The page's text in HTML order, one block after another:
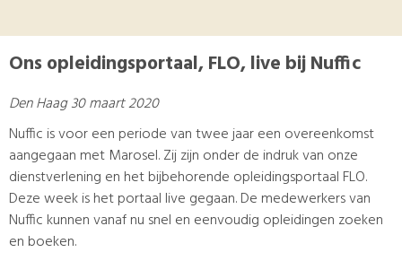
Ons opleidingsportaal, FLO, live bij Nuffic
Den Haag 30 maart 2020
Nuffic is voor een periode van twee jaar een overeenkomst
aangegaan met Marosel.Zij zijn onder de indruk van onze
dienstverlening en het bijbehorende opleidingsportaal FLO.
Deze week is het portaal live gegaan. De medewerkers van
Nuffic kunnen vanaf nu snel en eenvoudig opleidingen zoeken
en boeken.